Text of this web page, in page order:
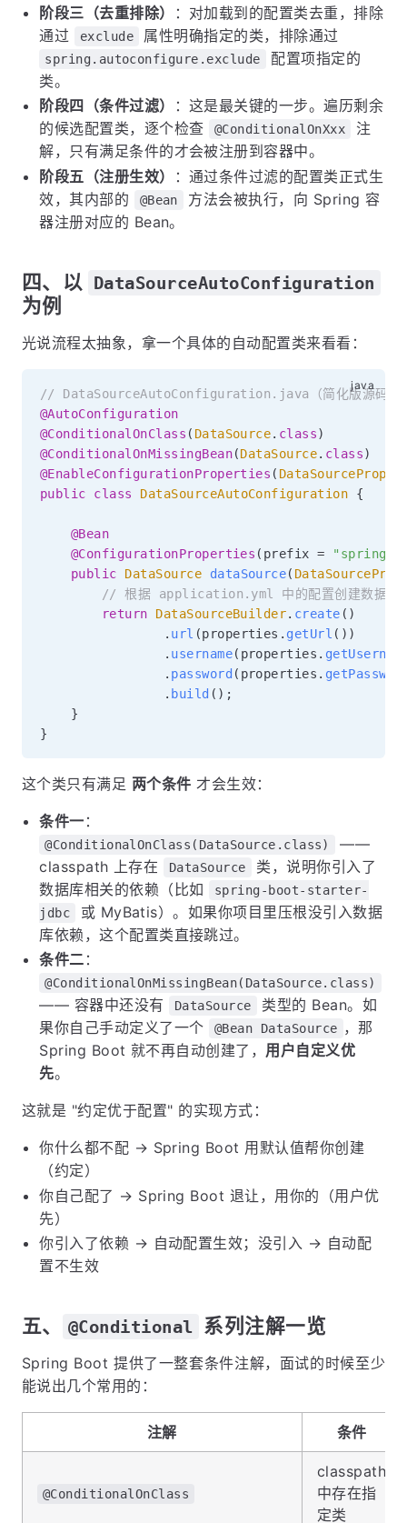
阶段三（去重排除）
：对加载到的配置类去重，排除
通过
exclude 属性明确指定的类，排除通过
spring.autoconfigure.exclude
配置项指定的
类。
阶段四（条件过滤）
：这是最关键的一步。遍历剩余
的候选配置类，逐个检查
@ConditionalOnXxx
注
解，只有满足条件的才会被注册到容器中。
阶段五（注册生效）
：通过条件过滤的配置类正式生
效，其内部的
@Bean
方法会被执行，向 Spring 容
器注册对应的 Bean。
四、以 DataSourceAutoConfiguration
为例
光说流程太抽象，拿一个具体的自动配置类来看看：
// DataSourceAutoConfiguration.java（简化版源码）
@AutoConfiguration
@ConditionalOnClass ( DataSource. class)
@ConditionalOnMissingBean(DataSource. class)
@EnableConfigurationProperties (
public
class DataSourceAutoConfiguration {
@Bean
@ConfigurationProperties ( prefix =
public
DataSource dataSource(
// 根据 application.yml 中的配置创建数据源
return
DataSourceBuilder. create ( )
. url (properties . getUrl ( ) )
. username( properties .
. password ( properties .
. build ( ) ;
}
}
这个类只有满足 两个条件 才会生效：
条件一 ：
@ConditionalOnClass(DataSource.class)
——
classpath 上存在
DataSource
类，说明你引入了
数据库相关的依赖（比如
spring-boot-starter-
jdbc
或 MyBatis）。如果你项目里压根没引入数据
库依赖，这个配置类直接跳过。
条件二 ：
@ConditionalOnMissingBean(DataSource.class)
—— 容器中还没有 DataSource
类型的 Bean。如
果你自己手动定义了一个
@Bean DataSource ，那
Spring Boot 就不再自动创建了， 用户自定义优
先。
这就是 "约定优于配置" 的实现方式：
你什么都不配 → Spring Boot 用默认值帮你创建
（约定）
你自己配了 → Spring Boot 退让，用你的（用户优
先）
你引入了依赖 → 自动配置生效；没引入 → 自动配
置不生效
五、 @Conditional 系列注解一览
Spring Boot 提供了一整套条件注解，面试的时候至少
能说出几个常用的：
注解 条件
@ConditionalOnClass
classpath
中存在指
定类